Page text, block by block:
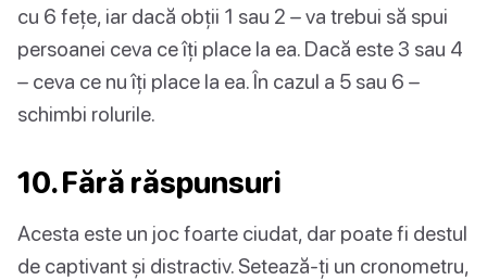
cu 6 fețe, iar dacă obții 1 sau 2 – va trebui să spui
persoanei ceva ce îți place la ea. Dacă este 3 sau 4
– ceva ce nu îți place la ea. În cazul a 5 sau 6 –
schimbi rolurile.
10. Fără răspunsuri
Acesta este un joc foarte ciudat, dar poate fi destul
de captivant și distractiv. Setează-ți un cronometru,